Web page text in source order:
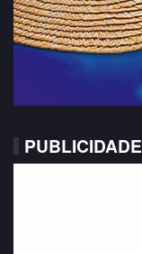
PUBLICIDADE